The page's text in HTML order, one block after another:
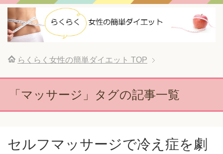
らくらく女性の簡単ダイエット TOP
「マッサージ」タグの記事一覧
セルフマッサージで冷え症を劇